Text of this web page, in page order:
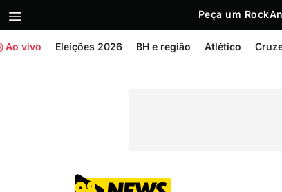
Peça um Rock
Ao vivo Eleições 2026 BH e região Atlético